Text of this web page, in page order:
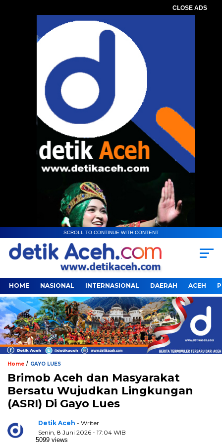
CLOSE ADS
SCROLL TO CONTINUE WITH CONTENT
HOME NASIONAL INTERNASIONAL DAERAH ACEH
Home / GAYO LUES
Brimob Aceh dan Masyarakat
Bersatu Wujudkan Lingkungan
(ASRI) Di Gayo Lues
Detik Aceh - Writer
Senin, 8 Juni 2026 - 17:04 WIB
5099 views